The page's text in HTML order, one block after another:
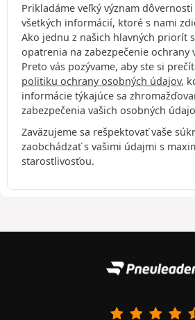
Prikladáme veľký význam
všetkých informácií, ktoré s nami
Ako jednu z našich hlavných priorít
opatrenia na zabezpečenie ochrany
Preto vás pozývame, aby ste si
politiku ochrany osobných údajov,
informácie týkajúce sa
zabezpečenia vašich osobných
Zaväzujeme sa rešpektovať vaše
zaobchádzať s vašimi údajmi s
starostlivosťou.